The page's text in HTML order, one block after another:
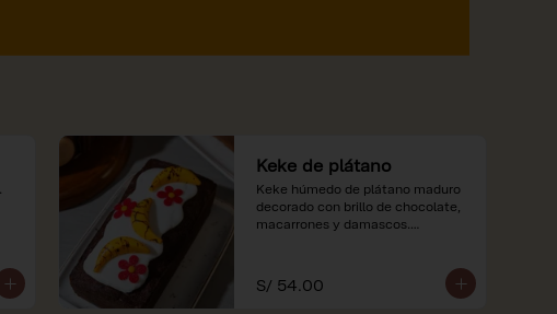
Keke de plátano
Keke húmedo de plátano maduro
decorado con brillo de chocolate,
macarrones y damascos.
expresados en soles e incluyen
impuestos de ley y recargo al
S/ 54.00